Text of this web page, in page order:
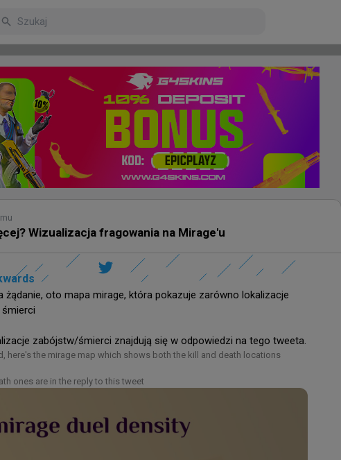
wprowadził swoich kolegów do fazy play-in kwalifikacji
Wizualizacja fragowania na Mirage'u
żądanie, oto mapa mirage, która pokazuje zarówno lokalizacje
śmierci
zabójstw/śmierci znajdują się w odpowiedzi na tego tweeta.
here's the mirage map which shows both the kill and death locations
ones are in the reply to this tweet